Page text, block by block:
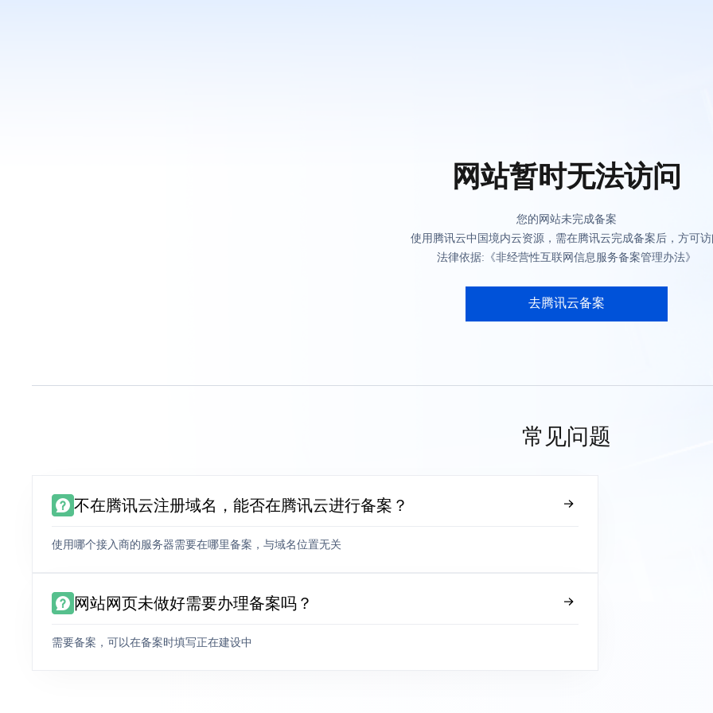
网站暂时无法访问
您的网站未完成备案
使用腾讯云中国境内云资源，需在腾讯云完成备案后，方可
法律依据:《非经营性互联网信息服务备案管理办法》
去腾讯云备案
常见问题
不在腾讯云注册域名，能否在腾讯云进行备案？
使用哪个接入商的服务器需要在哪里备案，与域名位置无关
网站网页未做好需要办理备案吗？
需要备案，可以在备案时填写正在建设中